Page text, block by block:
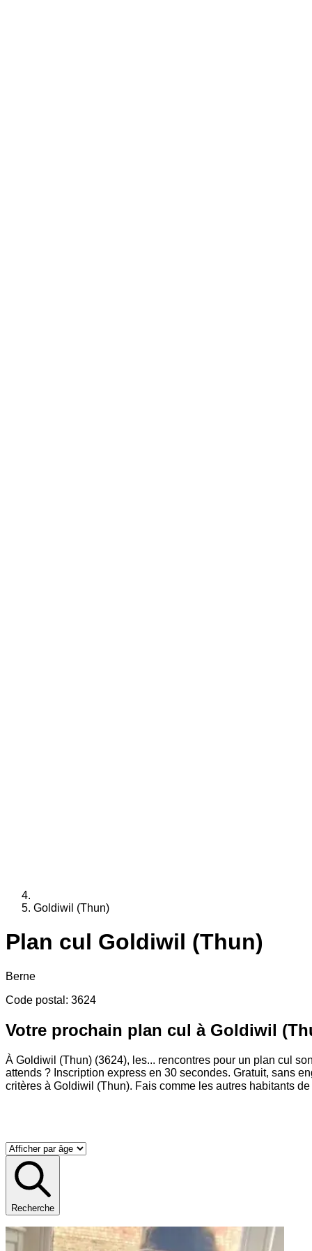
Goldiwil (Thun)
Plan cul Goldiwil (Thun)
Berne
Code postal : 3624
Votre prochain plan cul à Goldiwil
À Goldiwil (Thun) (3624), les... rencontres pour un plan cul
attends ? Inscription express en 30 secondes. Gratuit, sans
critères à Goldiwil (Thun). Fais comme les autres habitants
Recherche